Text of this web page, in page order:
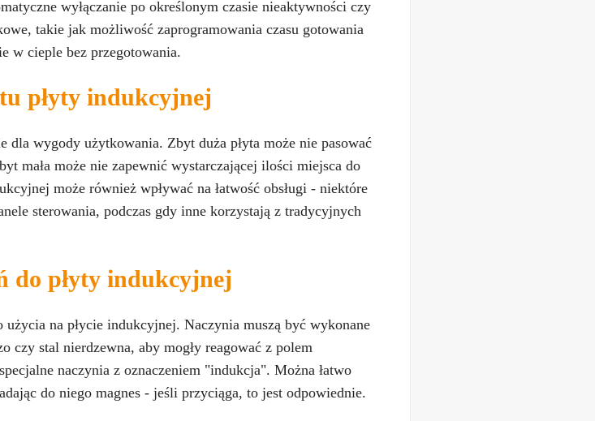
wyłączanie po określonym czasie nieaktywności czy
takie jak możliwość zaprogramowania czasu gotowania
w cieple bez przegotowania.
płyty indukcyjnej
dla wygody użytkowania. Zbyt duża płyta może nie pasować
mała może nie zapewnić wystarczającej ilości miejsca do
może również wpływać na łatwość obsługi - niektóre
sterowania, podczas gdy inne korzystają z tradycyjnych
do płyty indukcyjnej
na płycie indukcyjnej. Naczynia muszą być wykonane
czy stal nierdzewna, aby mogły reagować z polem
naczynia z oznaczeniem "indukcja". Można łatwo
do niego magnes - jeśli przyciąga, to jest odpowiednie.